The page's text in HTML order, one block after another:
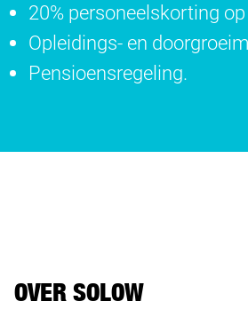
20% personeelskorting
Opleidings- en
Pensioensregeling.
OVER SOLOW